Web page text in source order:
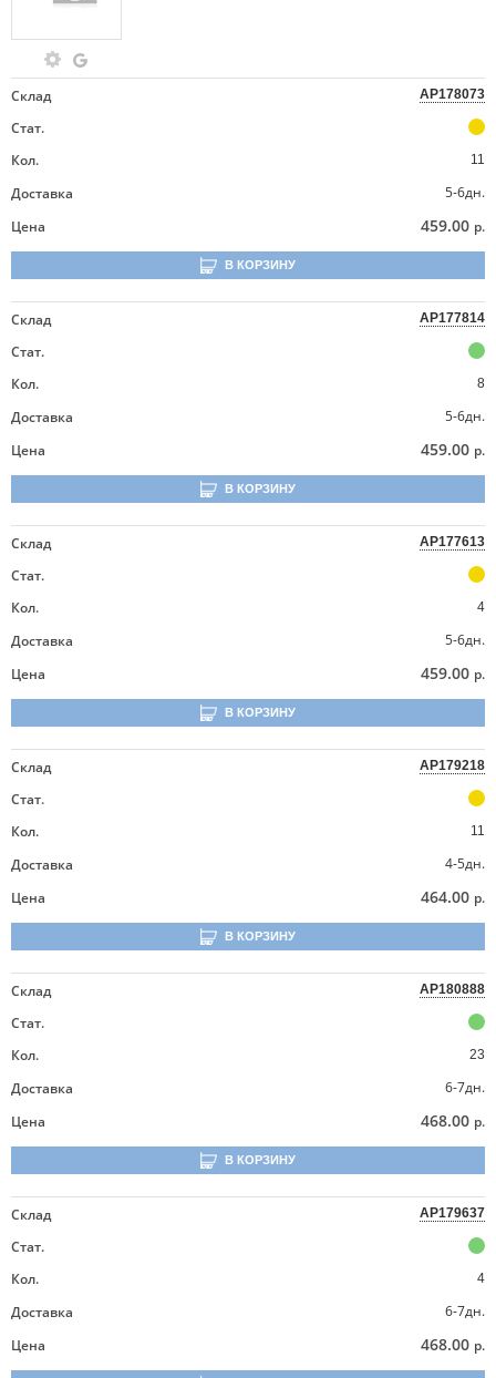
Склад AP178073
Стат.
Кол.
11
Доставка
5-6дн.
Цена
459.00 р.
В КОРЗИНУ
Склад AP177814
Стат.
Кол.
8
Доставка
5-6дн.
Цена
459.00 р.
В КОРЗИНУ
Склад AP177613
Стат.
Кол.
4
Доставка
5-6дн.
Цена
459.00 р.
В КОРЗИНУ
Склад AP179218
Стат.
Кол.
11
Доставка
4-5дн.
Цена
464.00 р.
В КОРЗИНУ
Склад AP180888
Стат.
Кол.
23
Доставка
6-7дн.
Цена
468.00 р.
В КОРЗИНУ
Склад AP179637
Стат.
Кол.
4
Доставка
6-7дн.
Цена
468.00 р.